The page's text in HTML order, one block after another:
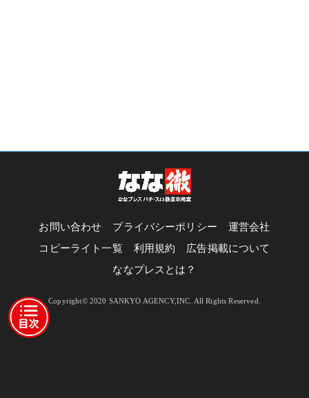
お問い合わせ プライバシーポリシー
運営会社
コピーライト一覧
利用規約
広告掲載について
ななプレスとは？
Copyright© 2020 SANKYO AGENCY,INC. All Rights Reserved.